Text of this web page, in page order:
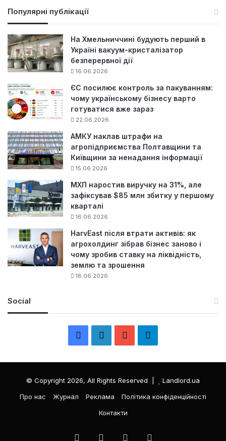
Популярні публікації
На Хмельниччині будують перший в
Україні вакуум-кристалізатор
безперервної дії
16.06.2026
ЄС посилює контроль за пакуванням:
чому українському бізнесу варто
готуватися вже зараз
22.06.2026
АМКУ наклав штрафи на
агропідприємства Полтавщини та
Київщини за ненадання інформації
15.06.2026
МХП наростив виручку на 31%, але
зафіксував $85 млн збитку у першому
кварталі
16.06.2026
HarvEast після втрати активів: як
агрохолдинг зібрав бізнес заново і
чому зробив ставку на ліквідність,
землю та зрошення
18.06.2026
Social
e
k
e
T
л
е
р
© Copyright 2026, All Rights Reserved |
Landlord.ua
Про нас
Журнал Реклама
Політика конфіденційності
Контакти
FacebookLinkedInYouTube